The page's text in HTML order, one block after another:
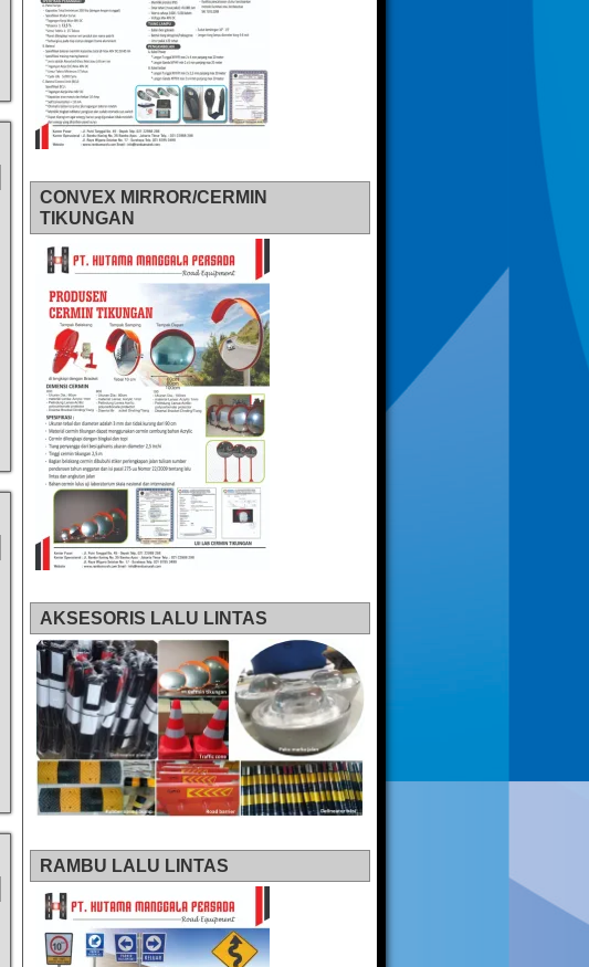
CONVEX MIRROR/CERMIN
TIKUNGAN
AKSESORIS LALU LINTAS
RAMBU LALU LINTAS